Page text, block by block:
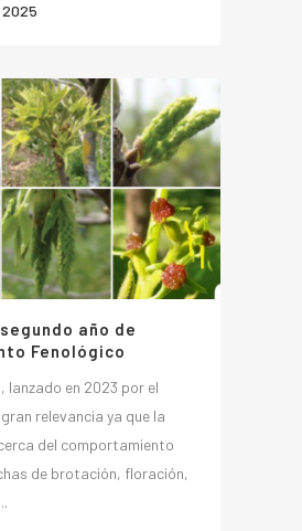
año de
Fenológico
lanzado en 2023 por el
relevancia ya que la
del comportamiento
de brotación, floración,